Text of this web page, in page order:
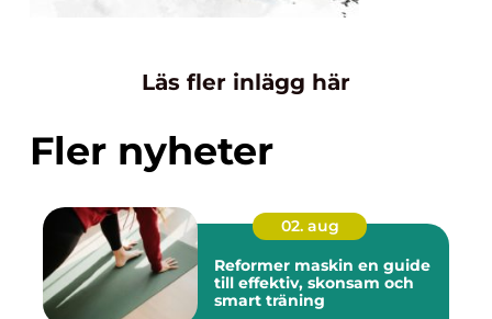
Läs fler inlägg här
Fler nyheter
02. aug
Reformer maskin en guide
till effektiv, skonsam och
smart träning